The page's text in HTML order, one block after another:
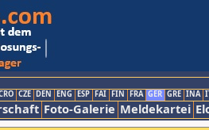
CZE DEN ENG ESP FAI FIN FRA GER GRE INA
Foto-Galerie Meldekartei